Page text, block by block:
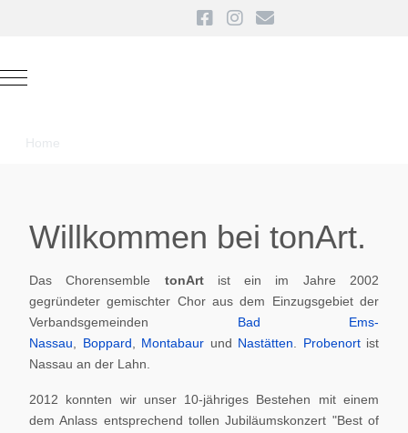
Mobile Menu Toggle
Home
Willkommen bei tonArt.
Das Chorensemble tonArt ist ein im Jahre 2002
gegründeter gemischter Chor aus dem Einzugsgebiet der
Verbandsgemeinden Bad Ems-
Nassau
Boppard Montabaur und Nastätten Probenortist
Nassau an der Lahn.
2012 konnten wir unser 10-jähriges Bestehen mit einem
dem Anlass entsprechend tollen Jubiläumskonzert "Best of